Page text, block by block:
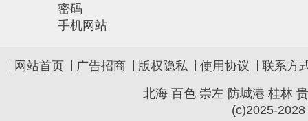
密码
手机网站
网站首页 广告招商 版权隐私 使用协议
联系方
北海 百色 崇左 防城港 桂林
(c)2025-